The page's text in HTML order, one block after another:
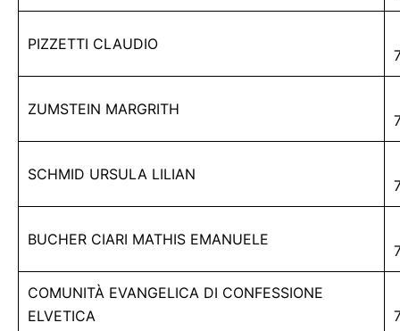
PIZZETTI CLAUDIO
ZUMSTEIN MARGRITH
SCHMID URSULA LILIAN
BUCHER CIARI MATHIS EMANUELE
COMUNITÀ EVANGELICA DI CONFESSIONE
ELVETICA